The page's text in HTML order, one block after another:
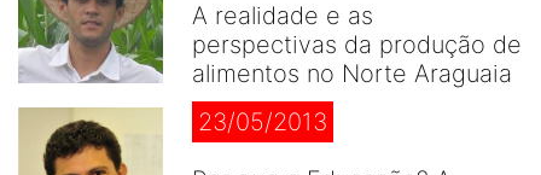
A realidade e as
perspectivas da produção de
alimentos no Norte Araguaia
23/05/2013